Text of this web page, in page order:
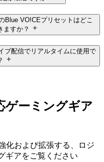
Blue VO!CEプリセットはどこ
ますか？
ブ配信でリアルタイムに使用で
ゲーミングギア
化および拡張する、ロジ
ギアをご覧ください